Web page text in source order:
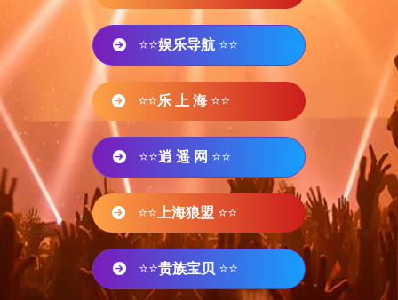
⭐⭐娱乐导航 ⭐⭐
⭐⭐乐 上 海 ⭐⭐
⭐⭐逍 遥 网 ⭐⭐
⭐⭐ 上海狼盟 ⭐⭐
⭐⭐贵族宝贝 ⭐⭐